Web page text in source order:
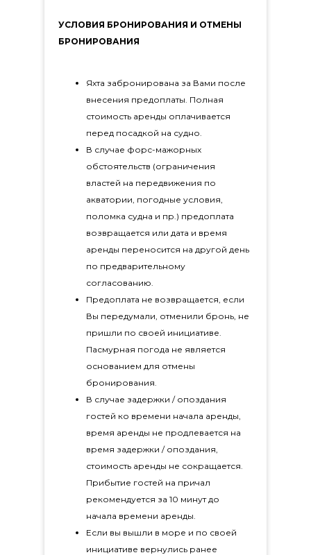
УСЛОВИЯ БРОНИРОВАНИЯ И ОТМЕНЫ
БРОНИРОВАНИЯ
Яхта забронирована за Вами после
внесения предоплаты. Полная
стоимость аренды оплачивается
перед посадкой на судно.
В случае форс-мажорных
обстоятельств (ограничения
властей на передвижения по
акватории, погодные условия,
поломка судна и пр.) предоплата
возвращается или дата и время
аренды переносится на другой день
по предварительному
согласованию.
Предоплата не возвращается, если
Вы передумали, отменили бронь, не
пришли по своей инициативе.
Пасмурная погода не является
основанием для отмены
бронирования.
В случае задержки / опоздания
гостей ко времени начала аренды,
время аренды не продлевается на
время задержки / опоздания,
стоимость аренды не сокращается.
Прибытие гостей на причал
рекомендуется за 10 минут до
начала времени аренды.
Если вы вышли в море и по своей
инициативе вернулись ранее